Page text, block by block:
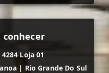
conhecer
Loja 01
| Rio Grande Do Sul